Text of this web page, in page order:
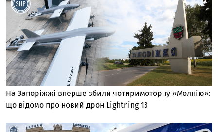
На Запоріжжі вперше збили чотиримоторну «Молнію»:
що відомо про новий дрон Lightning 13